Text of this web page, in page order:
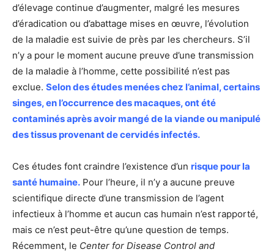
d’élevage continue d’augmenter, malgré les mesures
d’éradication ou d’abattage mises en œuvre, l’évolution
de la maladie est suivie de près par les chercheurs. S’il
n’y a pour le moment aucune preuve d’une transmission
de la maladie à l’homme, cette possibilité n’est pas
exclue. Selon des études menées chez l’animal, certains
singes, en l’occurrence des macaques, ont été
contaminés après avoir mangé de la viande ou manipulé
des tissus provenant de cervidés infectés.
Ces études font craindre l’existence d’un risque pour la
santé humaine. Pour l’heure, il n’y a aucune preuve
scientifique directe d’une transmission de l’agent
infectieux à l’homme et aucun cas humain n’est rapporté,
mais ce n’est peut-être qu’une question de temps.
Récemment, le Center for Disease Control and